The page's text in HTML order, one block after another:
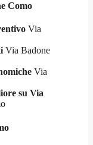
Como
Via
Via Badone
Via
su Via